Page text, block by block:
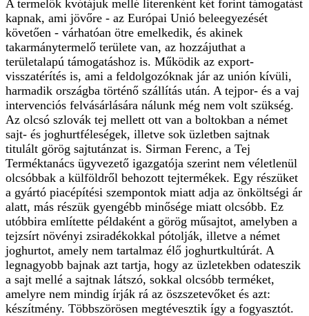
A termelők kvótájuk mellé literenként két forint támogatást
kapnak, ami jövőre - az Európai Unió beleegyezését
követően - várhatóan ötre emelkedik, és akinek
takarmánytermelő területe van, az hozzájuthat a
területalapú támogatáshoz is. Működik az export-
visszatérítés is, ami a feldolgozóknak jár az unión kívüli,
harmadik országba történő szállítás után. A tejpor- és a vaj
intervenciós felvásárlására nálunk még nem volt szükség.
Az olcsó szlovák tej mellett ott van a boltokban a német
sajt- és joghurtféleségek, illetve sok üzletben sajtnak
titulált görög sajtutánzat is. Sirman Ferenc, a Tej
Terméktanács ügyvezető igazgatója szerint nem véletlenül
olcsóbbak a külföldről behozott tejtermékek. Egy részüket
a gyártó piacépítési szempontok miatt adja az önköltségi ár
alatt, más részük gyengébb minősége miatt olcsóbb. Ez
utóbbira említette példaként a görög műsajtot, amelyben a
tejzsírt növényi zsiradékokkal pótolják, illetve a német
joghurtot, amely nem tartalmaz élő joghurtkultúrát. A
legnagyobb bajnak azt tartja, hogy az üzletekben odateszik
a sajt mellé a sajtnak látszó, sokkal olcsóbb terméket,
amelyre nem mindig írják rá az öszszetevőket és azt:
készítmény. Többszörösen megtévesztik így a fogyasztót.